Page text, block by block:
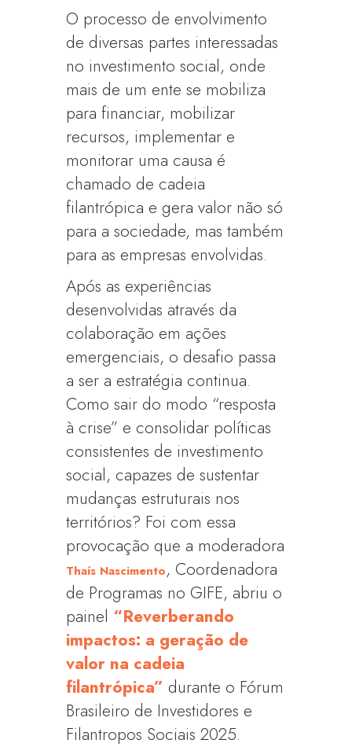
O processo de envolvimento
de diversas partes interessadas
no investimento social, onde
mais de um ente se mobiliza
para financiar, mobilizar
recursos, implementar e
monitorar uma causa é
chamado de cadeia
filantrópica e gera valor não só
para a sociedade, mas também
para as empresas envolvidas.
Após as experiências
desenvolvidas através da
colaboração em ações
emergenciais, o desafio passa
a ser a estratégia continua.
Como sair do modo “resposta
à crise” e consolidar políticas
consistentes de investimento
social, capazes de sustentar
mudanças estruturais nos
territórios? Foi com essa
provocação que a moderadora
Thaís Nascimento, Coordenadora
de Programas no GIFE, abriu o
painel “Reverberando
impactos: a geração de
valor na cadeia
filantrópica” durante o Fórum
Brasileiro de Investidores e
Filantropos Sociais 2025.